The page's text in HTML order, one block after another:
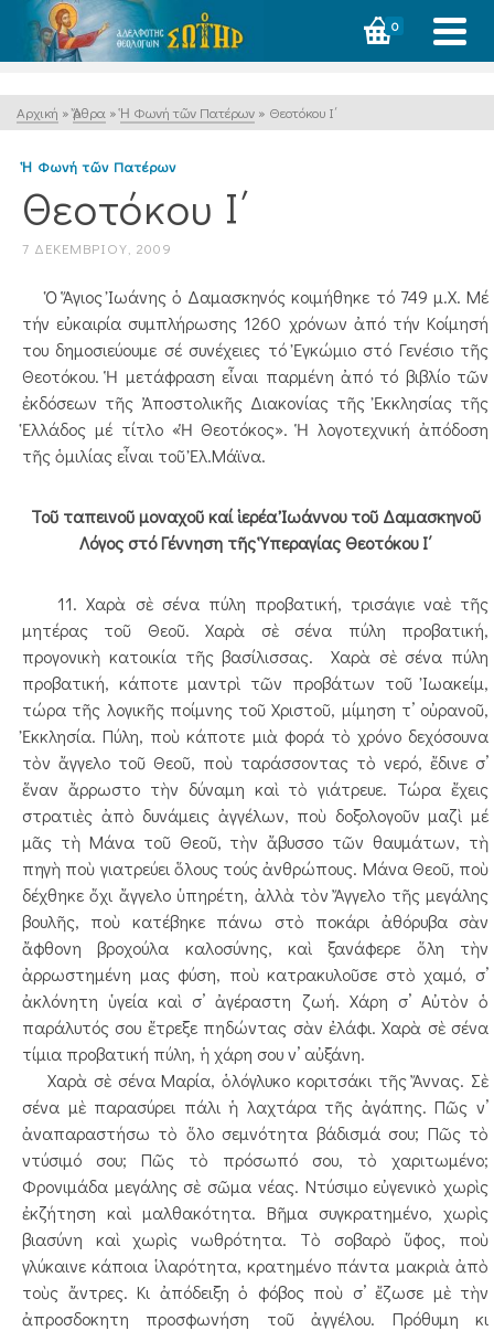
0
Αρχική » Ἄρθρα » Ἡ Φωνή τῶν Πατέρων » Θεοτόκου Ι΄
Ἡ Φωνή τῶν Πατέρων
Θεοτόκου Ι΄
7 ΔΕΚΕΜΒΡΊΟΥ, 2009
Ὁ Ἅγιος Ἰωάνης ὁ Δαμασκηνός κοιμήθηκε τό 749 μ.Χ. Μέ
τήν εὐκαιρία συμπλήρωσης 1260 χρόνων ἀπό τήν Κοίμησή
του δημοσιεύουμε σέ συνέχειες τό Ἐγκώμιο στό Γενέσιο τῆς
Θεοτόκου. Ἡ μετάφραση εἶναι παρμένη ἀπό τό βιβλίο τῶν
ἐκδόσεων τῆς Ἀποστολικῆς Διακονίας τῆς Ἐκκλησίας τῆς
Ἑλλάδος μέ τίτλο «Ἡ Θεοτόκος». Ἡ λογοτεχνική ἀπόδοση
τῆς ὁμιλίας εἶναι τοῦ Ἐλ.Μάϊνα.
Τοῦ ταπεινοῦ μοναχοῦ καί ἱερέα Ἰωάννου τοῦ Δαμασκηνοῦ
Λόγος στό Γέννηση τῆς Ὑπεραγίας Θεοτόκου Ι΄
11. Χαρὰ σὲ σένα πύλη προβατική, τρισάγιε ναὲ τῆς
μητέρας τοῦ Θεοῦ. Χαρὰ σὲ σένα πύλη προβατική,
προγονικὴ κατοικία τῆς βασίλισσας. Χαρὰ σὲ σένα πύλη
προβατική, κάποτε μαντρὶ τῶν προβάτων τοῦ Ἰωακείμ,
τώρα τῆς λογικῆς ποίμνης τοῦ Χριστοῦ, μίμηση τ’ οὐρανοῦ,
Ἐκκλησία. Πύλη, ποὺ κάποτε μιὰ φορά τὸ χρόνο δεχόσουνα
τὸν ἄγγελο τοῦ Θεοῦ, ποὺ ταράσσοντας τὸ νερό, ἔδινε σ’
ἕναν ἄρρωστο τὴν δύναμη καὶ τὸ γιάτρευε. Τώρα ἔχεις
στρατιὲς ἀπὸ δυνάμεις ἀγγέλων, ποὺ δοξολογοῦν μαζὶ μέ
μᾶς τὴ Μάνα τοῦ Θεοῦ, τὴν ἄβυσσο τῶν θαυμάτων, τὴ
πηγὴ ποὺ γιατρεύει ὅλους τούς ἀνθρώπους. Μάνα Θεοῦ, ποὺ
δέχθηκε ὄχι ἄγγελο ὑπηρέτη, ἀλλὰ τὸν Ἄγγελο τῆς μεγάλης
βουλῆς, ποὺ κατέβηκε πάνω στὸ ποκάρι ἀθόρυβα σὰν
ἄφθονη βροχούλα καλοσύνης, καὶ ξανάφερε ὅλη τὴν
ἀρρωστημένη μας φύση, ποὺ κατρακυλοῦσε στὸ χαμό, σ’
ἀκλόνητη ὑγεία καὶ σ’ ἀγέραστη ζωή. Χάρη σ’ Αὐτὸν ὁ
παράλυτός σου ἔτρεξε πηδώντας σὰν ἐλάφι. Χαρὰ σὲ σένα
τίμια προβατική πύλη, ἡ χάρη σου ν’ αὐξάνη.
Χαρὰ σὲ σένα Μαρία, ὁλόγλυκο κοριτσάκι τῆς Ἄννας. Σὲ
σένα μὲ παρασύρει πάλι ἡ λαχτάρα τῆς ἀγάπης. Πῶς ν’
ἀναπαραστήσω τὸ ὅλο σεμνότητα βάδισμά σου; Πῶς τὸ
ντύσιμό σου; Πῶς τὸ πρόσωπό σου, τὸ χαριτωμένο;
Φρονιμάδα μεγάλης σὲ σῶμα νέας. Ντύσιμο εὐγενικὸ χωρὶς
ἐκζήτηση καὶ μαλθακότητα. Βῆμα συγκρατημένο, χωρὶς
βιασύνη καὶ χωρὶς νωθρότητα. Τὸ σοβαρὸ ὕφος, ποὺ
γλύκαινε κάποια ἱλαρότητα, κρατημένο πάντα μακριὰ ἀπὸ
τοὺς ἄντρες. Κι ἀπόδειξη ὁ φόβος ποὺ σ’ ἔζωσε μὲ τὴν
ἀπροσδοκητη προσφωνήση τοῦ ἀγγέλου. Πρόθυμη κι